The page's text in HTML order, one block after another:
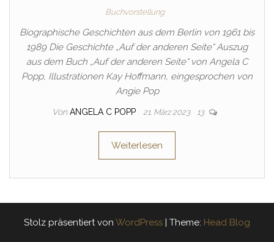
Buchvorstellung
Biographische Geschichten aus dem Berlin von 1961 bis
1989 Die Geschichte „Auf der anderen Seite“ Auszug
aus dem Buch „Auf der anderen Seite“ von Angela C
Popp, Illustrationen Kay Hoffmann, eingesprochen von
Angie Pop
Von ANGELA C POPP 21. März 2023 13
Weiterlesen
Stolz präsentiert von WordPress | Theme: Head Blog